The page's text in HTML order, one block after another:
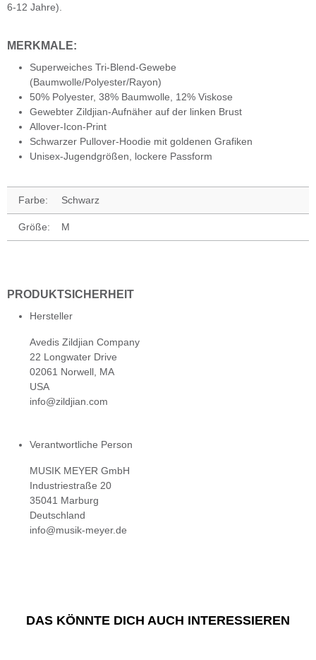
6-12 Jahre).
MERKMALE:
Superweiches Tri-Blend-Gewebe
(Baumwolle/Polyester/Rayon)
50% Polyester, 38% Baumwolle, 12% Viskose
Gewebter Zildjian-Aufnäher auf der linken Brust
Allover-Icon-Print
Schwarzer Pullover-Hoodie mit goldenen Grafiken
Unisex-Jugendgrößen, lockere Passform
Farbe: Schwarz
Größe: M
PRODUKTSICHERHEIT
Hersteller
Avedis Zildjian Company
22 Longwater Drive
02061 Norwell, MA
USA
info@zildjian.com
Verantwortliche Person
MUSIK MEYER GmbH
Industriestraße 20
35041 Marburg
Deutschland
info@musik-meyer.de
DAS KÖNNTE DICH AUCH INTERESSIEREN